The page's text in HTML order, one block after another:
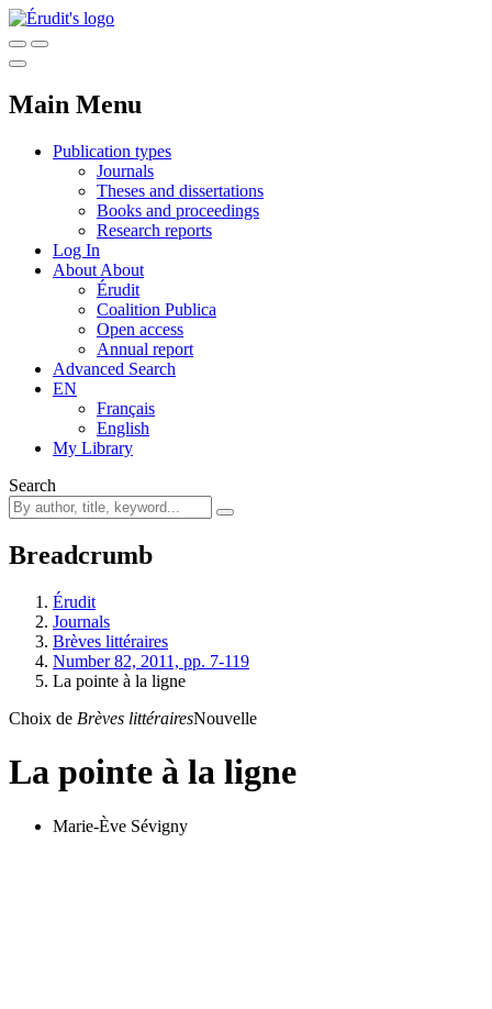
Main Menu
Publication types
Journals
Theses and dissertations
Books and proceedings
Research reports
Log In
About About
Érudit
Coalition Publica
Open access
Annual report
Advanced Search
EN
Français
English
My Library
Search
Breadcrumb
Érudit
Journals
Brèves littéraires
Number 82, 2011, pp. 7-119
La pointe à la ligne
Choix de Brèves littérairesNouvelle
La pointe à la ligne
Marie-Ève Sévigny